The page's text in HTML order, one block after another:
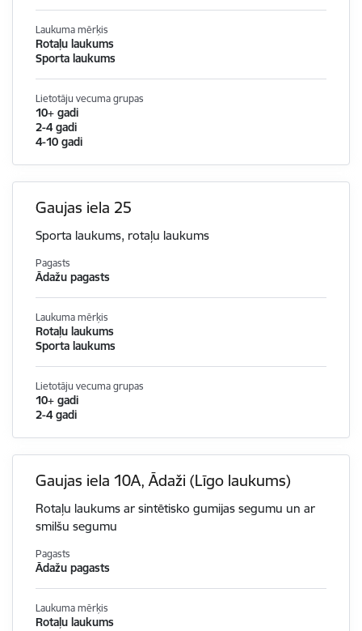
Laukuma mērķis
Rotaļu laukums
Sporta laukums
Lietotāju vecuma grupas
10+ gadi
2-4 gadi
4-10 gadi
Gaujas iela 25
Sporta laukums, rotaļu laukums
Pagasts
Ādažu pagasts
Laukuma mērķis
Rotaļu laukums
Sporta laukums
Lietotāju vecuma grupas
10+ gadi
2-4 gadi
Gaujas iela 10A, Ādaži (Līgo laukums)
Rotaļu laukums ar sintētisko gumijas segumu un ar
smilšu segumu
Pagasts
Ādažu pagasts
Laukuma mērķis
Rotaļu laukums